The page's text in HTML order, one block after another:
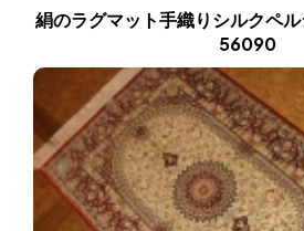
絹のラグマット手織りシルクペ
56090